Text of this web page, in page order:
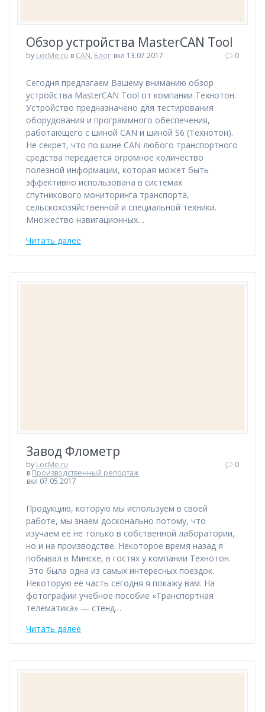
Обзор устройства MasterCAN Tool
by LocMe.ru в CAN, Блог вкл 13.07.2017 0
Сегодня предлагаем Вашему вниманию обзор
устройства MasterCAN Tool от компании Технотон.
Устройство предназначено для тестирования
оборудования и программного обеспечения,
работающего с шиной CAN и шиной S6 (Технотон).
Не секрет, что по шине CAN любого транспортного
средства передается огромное количество
полезной информации, которая может быть
эффективно использована в системах
спутникового мониторинга транспорта,
сельскохозяйственной и специальной техники.
Множество навигационных…
Читать далее
Завод Флометр
by LocMe.ru
в Производственный репортаж
вкл 07.05.2017
0
Продукцию, которую мы используем в своей
работе, мы знаем досконально потому, что
изучаем её не только в собственной лаборатории,
но и на производстве. Некоторое время назад я
побывал в Минске, в гостях у компании Технотон.
Это была одна из самых интересных поездок.
Некоторую её часть сегодня я покажу вам. На
фотографии учебное пособие «Транспортная
телематика» — стенд…
Читать далее